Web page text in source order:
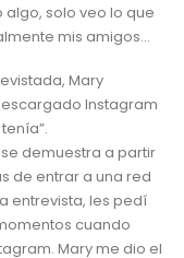
algo, solo veo lo que
mis amigos…
Mary
Instagram
demuestra a partir
de entrar a una red
entrevista, les pedí
cuando
Mary me dio el